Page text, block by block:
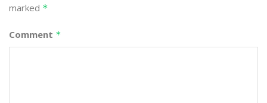
marked *
Comment *